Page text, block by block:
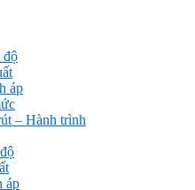
độ
áp
– Hành trình
áp